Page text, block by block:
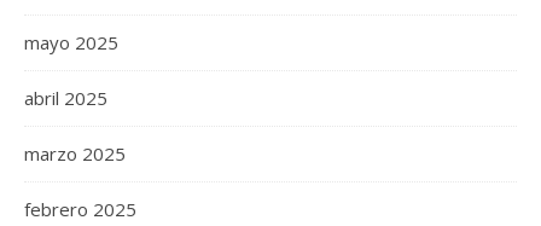
mayo 2025
abril 2025
marzo 2025
febrero 2025